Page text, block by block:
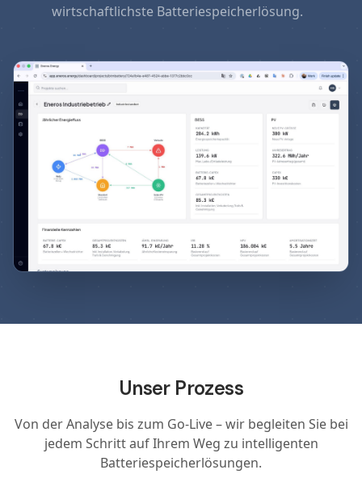
wirtschaftlichste Batteriespeicherlösung.
Unser Prozess
Von der Analyse bis zum Go-Live – wir begleiten Sie bei
jedem Schritt auf Ihrem Weg zu intelligenten
Batteriespeicherlösungen.